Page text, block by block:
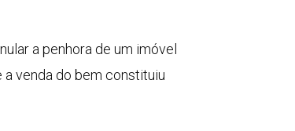
a penhora de um imóvel
a venda do bem constituiu